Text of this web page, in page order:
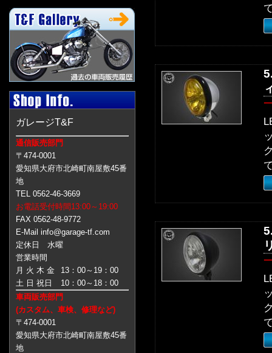
ガレージT&F
通信販売部門
〒474-0001
愛知県大府市北崎町南屋敷45番
地
TEL 0562-46-3669
お電話受付時間13:00～19:00
FAX 0562-48-9772
E-Mail info@garage-tf.com
定休日 水曜
営業時間
月 火 木 金
13：00～19：00
土 日 祝日
10：00～18：00
車両販売部門
(カスタム、車検、修理など)
〒474-0001
愛知県大府市北崎町南屋敷45番
地